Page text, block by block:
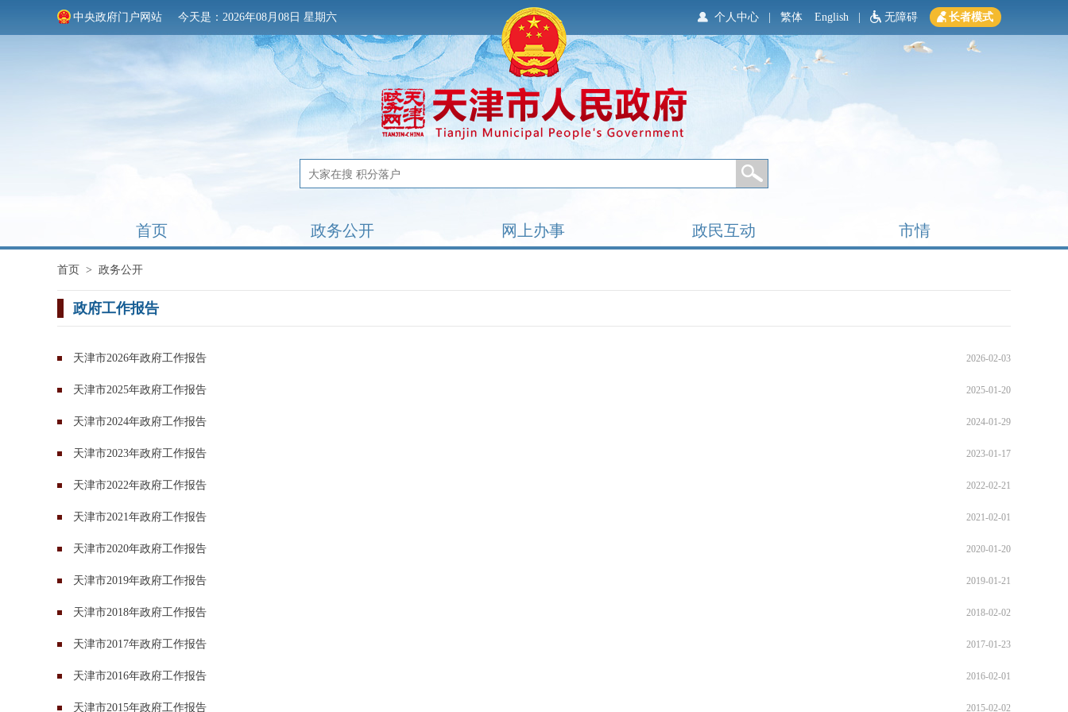
中央政府门户网站 今天是：2026年08月08日 星期六 无障碍 长者模式
繁体 English
个人中心
首页 政务公开 网上办事 政民互动 市情
首页 > 政务公开
政府工作报告
天津市2026年政府工作报告 2026-02-03
天津市2025年政府工作报告 2025-01-20
天津市2024年政府工作报告 2024-01-29
天津市2023年政府工作报告 2023-01-17
天津市2022年政府工作报告 2022-02-21
天津市2021年政府工作报告 2021-02-01
天津市2020年政府工作报告 2020-01-20
天津市2019年政府工作报告 2019-01-21
天津市2018年政府工作报告 2018-02-02
天津市2017年政府工作报告 2017-01-23
天津市2016年政府工作报告 2016-02-01
天津市2015年政府工作报告 2015-02-02